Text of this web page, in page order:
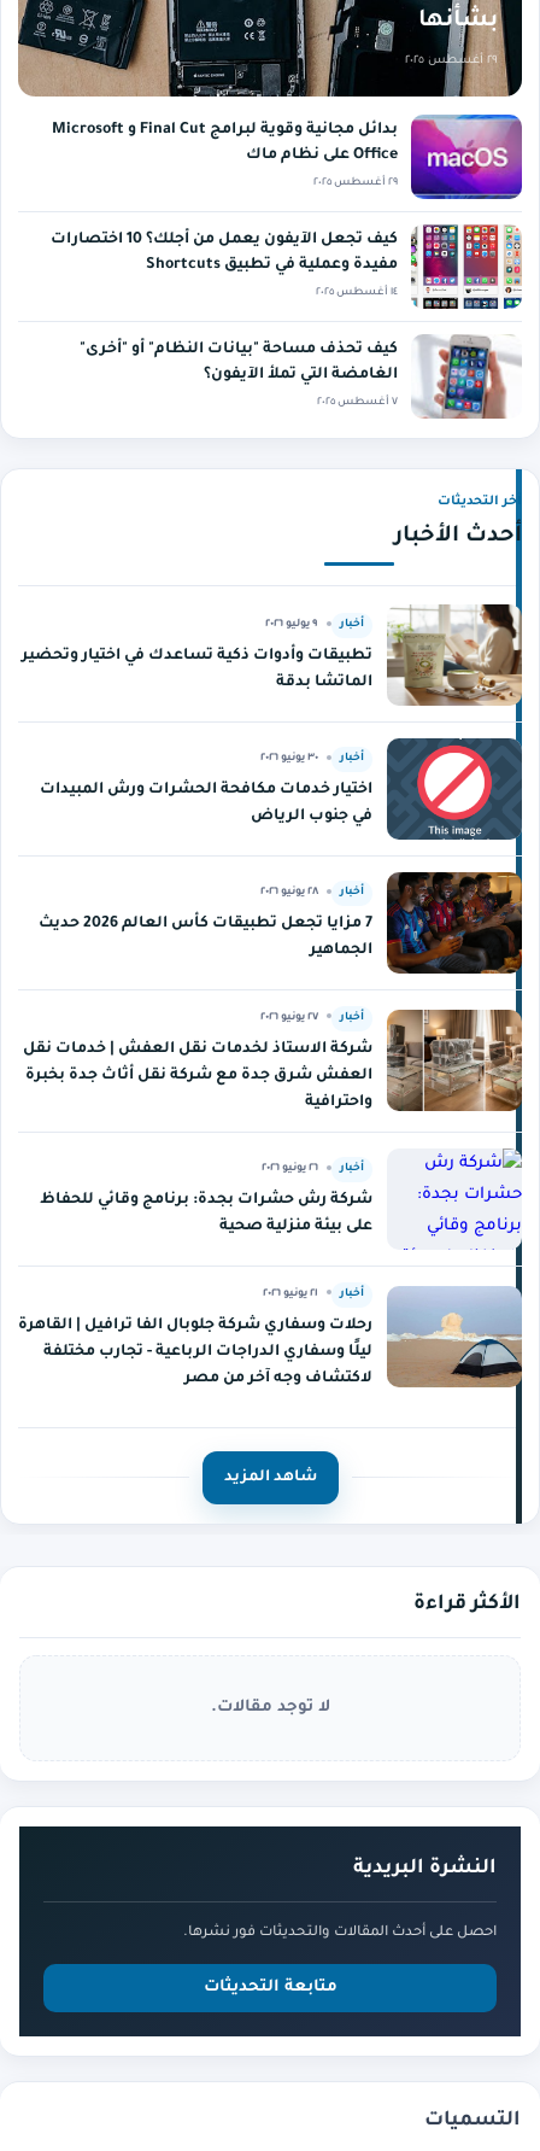
بشأنها
٢٩ أغسطس ٢٠٢٥
بدائل مجانية وقوية لبرامج Final Cut و Microsoft
Office على نظام ماك
٢٩ أغسطس ٢٠٢٥
كيف تجعل الآيفون يعمل من أجلك؟ 10 اختصارات
مفيدة وعملية في تطبيق Shortcuts
١٤ أغسطس ٢٠٢٥
كيف تحذف مساحة "بيانات النظام" أو "أخرى"
الغامضة التي تملأ الآيفون؟
٧ أغسطس ٢٠٢٥
آخر التحديثات
أحدث الأخبار
أخبار ٩ يوليو ٢٠٢٦
تطبيقات وأدوات ذكية تساعدك في اختيار وتحضير
الماتشا بدقة
أخبار ٣٠ يونيو ٢٠٢٦
اختيار خدمات مكافحة الحشرات ورش المبيدات
في جنوب الرياض
أخبار ٢٨ يونيو ٢٠٢٦
7 مزايا تجعل تطبيقات كأس العالم 2026 حديث
الجماهير
أخبار ٢٧ يونيو ٢٠٢٦
شركة الاستاذ لخدمات نقل العفش | خدمات نقل
العفش شرق جدة مع شركة نقل أثاث جدة بخبرة
واحترافية
أخبار ٢٦ يونيو ٢٠٢٦
شركة رش حشرات بجدة: برنامج وقائي للحفاظ
على بيئة منزلية صحية
أخبار ٢١ يونيو ٢٠٢٦
رحلات وسفاري شركة جلوبال الفا ترافيل | القاهرة
ليلًا وسفاري الدراجات الرباعية - تجارب مختلفة
لاكتشاف وجه آخر من مصر
شاهد المزيد
الأكثر قراءة
لا توجد مقالات.
النشرة البريدية
احصل على أحدث المقالات والتحديثات فور نشرها.
متابعة التحديثات
التسميات